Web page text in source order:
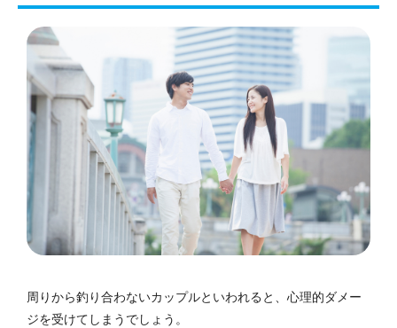
周りから釣り合わないカップルといわれると、心理的ダメー
ジを受けてしまうでしょう。